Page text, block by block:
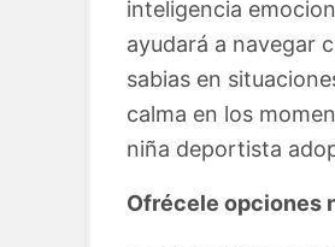
inteligencia
ayudará a navegar
sabias en
calma en los
niña deportista
Ofrécele opciones